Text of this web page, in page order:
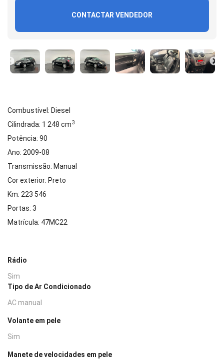
CONTACTAR VENDEDOR
Combustível: Diesel
Cilindrada: 1 248 cm3
Potência: 90
Ano: 2009-08
Transmissão: Manual
Cor exterior: Preto
Km: 223 546
Portas: 3
Matrícula: 47MC22
Rádio
Sim
Tipo de Ar Condicionado
AC manual
Volante em pele
Sim
Manete de velocidades em pele